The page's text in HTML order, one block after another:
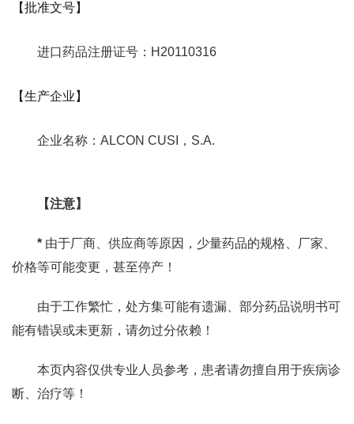
【批准文号】
进口药品注册证号：H20110316
【生产企业】
企业名称：ALCON CUSI，S.A.
【注意】
* 由于厂商、供应商等原因，少量药品的规格、厂家、
价格等可能变更，甚至停产！
由于工作繁忙，处方集可能有遗漏、部分药品说明书可
能有错误或未更新，请勿过分依赖！
本页内容仅供专业人员参考，患者请勿擅自用于疾病诊
断、治疗等！